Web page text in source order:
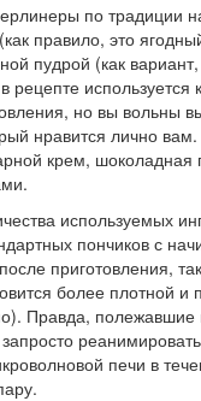
по традиции
правило, это
пудрой (как
рецепте
но вы вольны
нравится лично
крем,
используемых
пончиков с
приготовления,
более плотной и
Правда, полежавшие
печи в